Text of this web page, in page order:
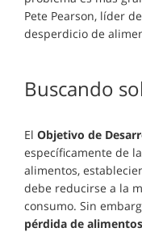
Pete Pearson, líder
desperdicio de
Buscando
El Objetivo de
específicamente de
alimentos,
debe reducirse a la
consumo. Sin
pérdida de